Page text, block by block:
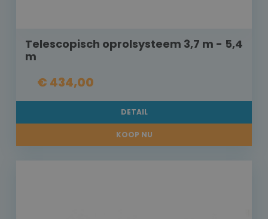
Telescopisch oprolsysteem 3,7 m - 5,4
m
€ 434,00
DETAIL
KOOP NU